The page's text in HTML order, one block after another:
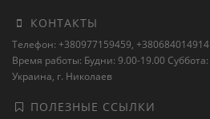
КОНТАКТЫ
Телефон: +380977159459, +380684014914
Время работы: Будни: 9.00-19.00
Украина, г. Николаев
ПОЛЕЗНЫЕ ССЫЛКИ